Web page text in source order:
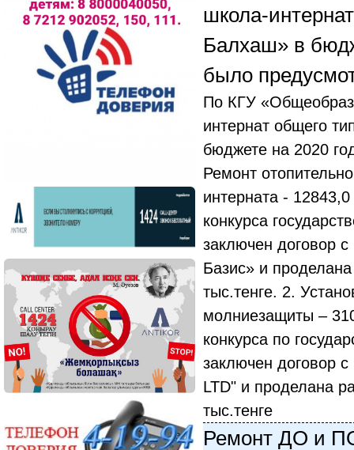
школа-
Балхаш» в
было
По КГУ
интернат общего
бюджете на 2020
Ремонт
интерната -
конкурса
заключен договор
Базис» и
тыс.тенге. 2.
молниезащиты –
конкурса по
заключен договор
LTD" и проделана
тыс.тенге
Ремонт ДО и